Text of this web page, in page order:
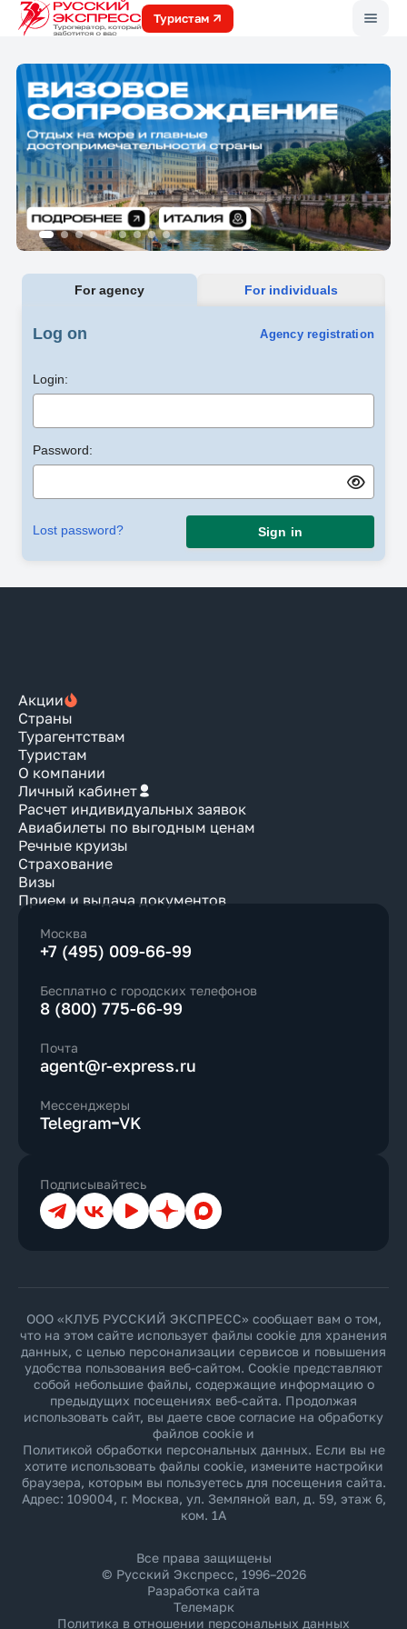
Туристам
For agency For individuals
Log on Agency registration
Login:
Password:
Lost password? Sign in
Акции
Страны
Турагентствам
Туристам
О компании
Личный кабинет
Расчет индивидуальных заявок
Авиабилеты по выгодным ценам
Речные круизы
Страхование
Визы
Прием и выдача документов
Москва
+7 (495) 009-66-99
Бесплатно с городских телефонов
8 (800) 775-66-99
Почта
agent@r-express.ru
Мессенджеры
Telegram VK
Подписывайтесь
ТелеграмВКонтакте
YouTubeДзен Max
ООО «КЛУБ РУССКИЙ ЭКСПРЕСС» сообщает вам о том,
что на этом сайте использует файлы cookie для хранения
данных, с целью персонализации сервисов и повышения
удобства пользования веб-сайтом. Cookie представляют
собой небольшие файлы, содержащие информацию о
предыдущих посещениях веб-сайта. Продолжая
использовать сайт, вы даете свое согласие на обработку
файлов cookie и
Политикой обработки персональных данных. Если вы не
хотите использовать файлы cookie, измените настройки
браузера, которым вы пользуетесь для посещения сайта.
Адрес: 109004, г. Москва, ул. Земляной вал, д. 59, этаж 6,
ком. 1А
Все права защищены
© Русский Экспресс, 1996–2026
Разработка сайта
Телемарк
Политика в отношении персональных данных